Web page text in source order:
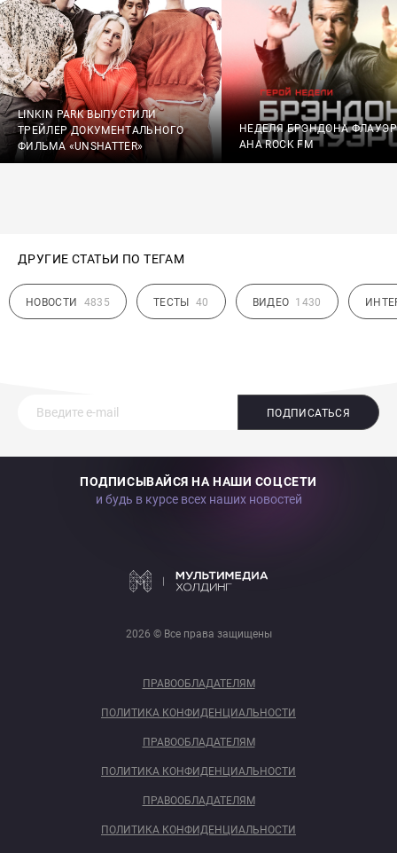
LINKIN PARK ВЫПУСТИЛИ
ТРЕЙЛЕР ДОКУМЕНТАЛЬНОГО
ФИЛЬМА «UNSHATTER»
НЕДЕЛЯ БРЭНДОНА
АНА ROCK FM
ДРУГИЕ СТАТЬИ ПО ТЕГАМ
НОВОСТИ 4835 ТЕСТЫ 40 ВИДЕО 1430
ПОДПИСАТЬСЯ
ПОДПИСЫВАЙСЯ НА НАШИ СОЦСЕТИ
и будь в курсе всех наших новостей
2026 © Все права защищены
ПРАВООБЛАДАТЕЛЯМ
ПОЛИТИКА КОНФИДЕНЦИАЛЬНОСТИ
ПРАВООБЛАДАТЕЛЯМ
ПОЛИТИКА КОНФИДЕНЦИАЛЬНОСТИ
ПРАВООБЛАДАТЕЛЯМ
ПОЛИТИКА КОНФИДЕНЦИАЛЬНОСТИ